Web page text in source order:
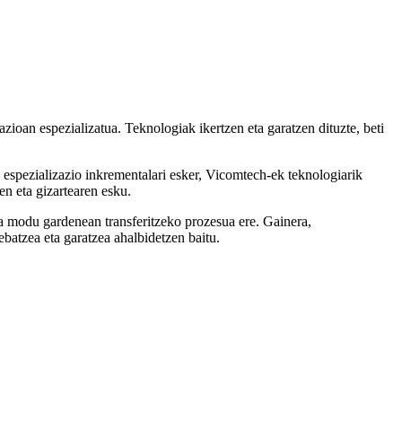
espezializatua. Teknologiak ikertzen eta garatzen dituzte, beti
inkrementalari esker, Vicomtech-ek teknologiarik
eta gizartearen esku.
gardenean transferitzeko prozesua ere. Gainera,
eta garatzea ahalbidetzen baitu.